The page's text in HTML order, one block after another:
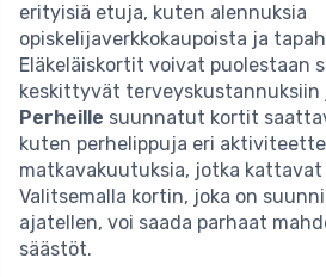
erityisiä etuja, kuten alennuksia
opiskelijaverkkokaupoista ja
Eläkeläiskortit voivat puolestaan
keskittyvät terveyskustannuksiin
Perheille suunnatut kortit
kuten perhelippuja eri
matkavakuutuksia, jotka kattavat
Valitsemalla kortin, joka on
ajatellen, voi saada parhaat
säästöt.